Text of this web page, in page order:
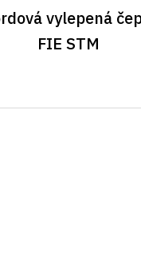
vylepená
FIE STM